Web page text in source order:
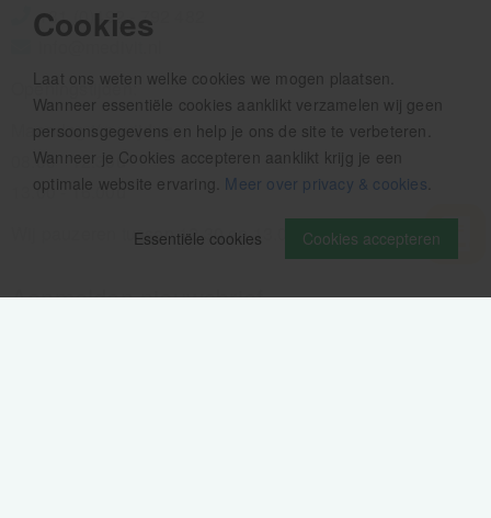
Cookies
Laat ons weten welke cookies we mogen plaatsen.
Wanneer essentiële cookies aanklikt verzamelen wij geen
persoonsgegevens en help je ons de site te verbeteren.
Wanneer je Cookies accepteren aanklikt krijg je een
optimale website ervaring. Meer over privacy & cookies
Cookies accepteren
Essentiële cookies
+31 (0)492 - 792 482
Openingstijden:
Maandag t/m vrijdag
08.00 - 12.30u
13.00 - 16.00u
Wij pauzeren tussen 12.30 en 13.00u
Aanmelden nieuwsbrief